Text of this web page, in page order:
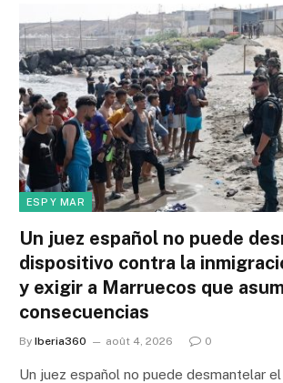
ESP Y MAR
Un juez español no puede
dispositivo contra la
y exigir a Marruecos que
consecuencias
By Iberia360 août 4, 2026 0
Un juez español no puede desmantelar